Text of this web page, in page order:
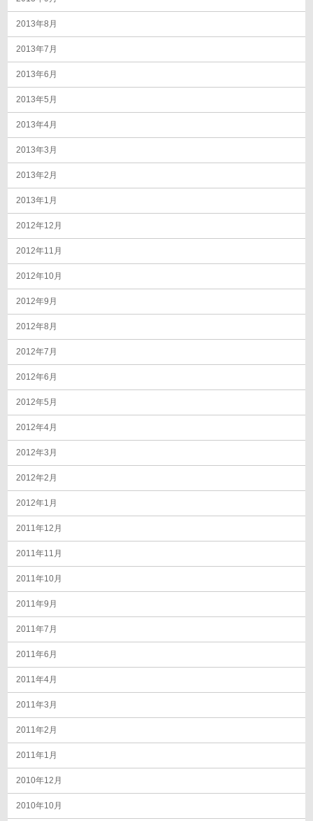
2013年8月
2013年7月
2013年6月
2013年5月
2013年4月
2013年3月
2013年2月
2013年1月
2012年12月
2012年11月
2012年10月
2012年9月
2012年8月
2012年7月
2012年6月
2012年5月
2012年4月
2012年3月
2012年2月
2012年1月
2011年12月
2011年11月
2011年10月
2011年9月
2011年7月
2011年6月
2011年4月
2011年3月
2011年2月
2011年1月
2010年12月
2010年10月